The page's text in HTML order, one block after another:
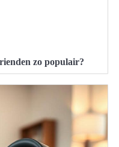
zo populair?